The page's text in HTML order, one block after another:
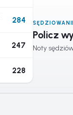
284
247
228
Policz
Noty